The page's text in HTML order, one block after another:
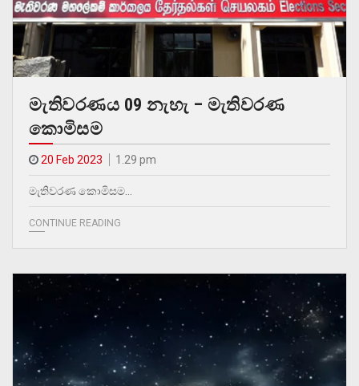
මැතිවරණය 09 නැහැ – මැතිවරණ
කොමිසම
20 Feb 2023 1.29 pm
මැතිවරණ කොමිසම…
CONTINUE READING